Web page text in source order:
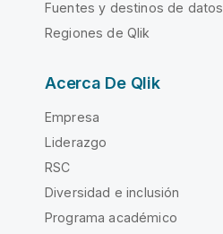
Fuentes y destinos de datos
Regiones de Qlik
Acerca De Qlik
Empresa
Liderazgo
RSC
Diversidad e inclusión
Programa académico